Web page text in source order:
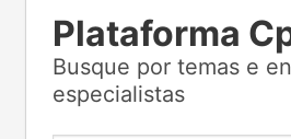
Plataforma
Busque por temas e
especialistas